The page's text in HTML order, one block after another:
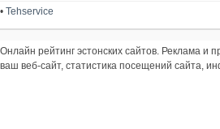
• Tehservice
Онлайн рейтинг эстонских сайтов. Реклама
ваш веб-сайт, статистика посещений сайта,